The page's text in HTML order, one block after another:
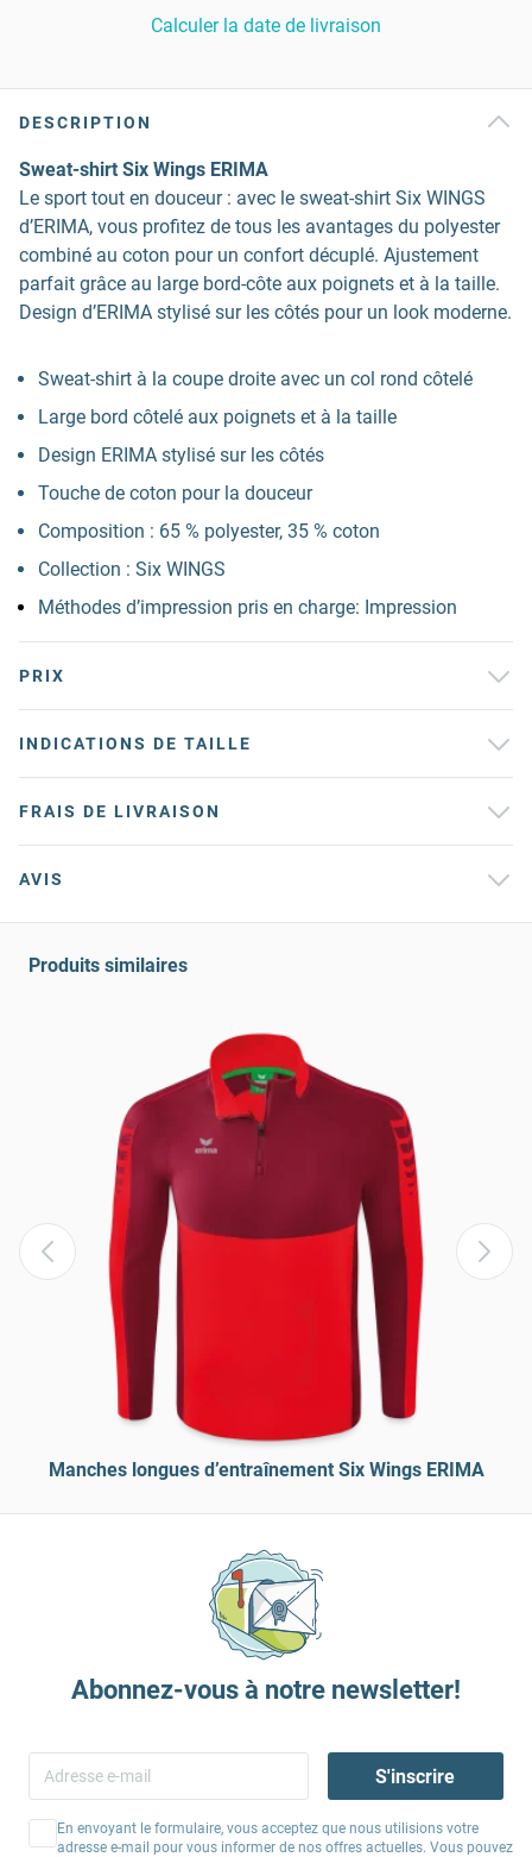
Calculer la date de livraison
DESCRIPTION
Sweat-shirt Six Wings ERIMA
Le sport tout en douceur : avec le sweat-shirt Six WINGS
d’ERIMA, vous profitez de tous les avantages du polyester
combiné au coton pour un confort décuplé. Ajustement
parfait grâce au large bord-côte aux poignets et à la taille.
Design d’ERIMA stylisé sur les côtés pour un look moderne.
Sweat-shirt à la coupe droite avec un col rond côtelé
Large bord côtelé aux poignets et à la taille
Design ERIMA stylisé sur les côtés
Touche de coton pour la douceur
Composition : 65 % polyester, 35 % coton
Collection : Six WINGS
Méthodes d’impression pris en charge: Impression
PRIX
INDICATIONS DE TAILLE
FRAIS DE LIVRAISON
AVIS
Produits similaires
Manches longues d’entraînement Six Wings ERIMA
Abonnez-vous à notre newsletter!
S'inscrire
En envoyant le formulaire, vous acceptez que nous utilisions votre
adresse e-mail pour vous informer de nos offres actuelles. Vous pouvez